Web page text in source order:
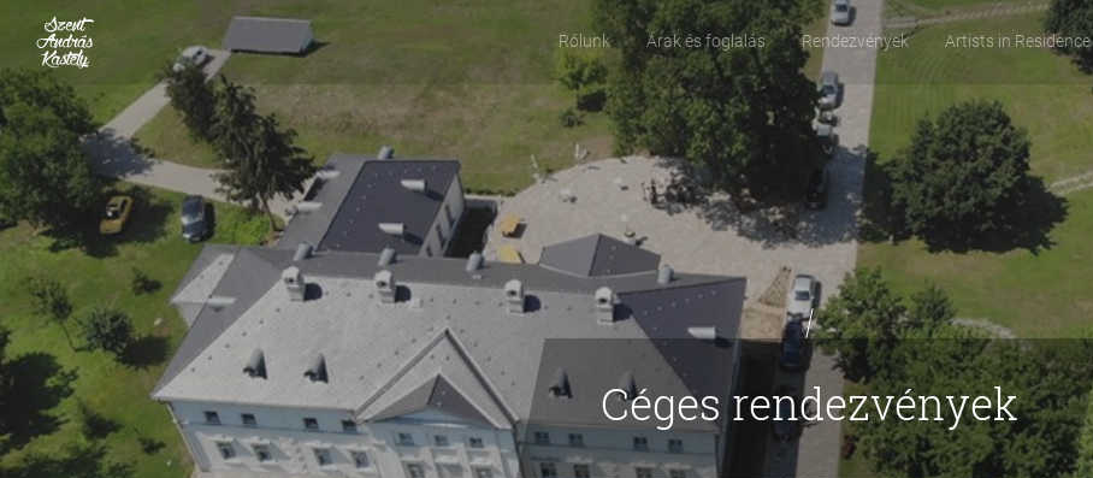
Rólunk Árak és foglalás Rendezvények Artists in Residence
Céges rendezvények